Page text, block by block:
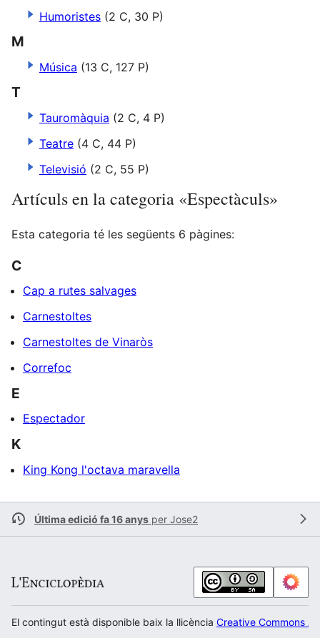
Humoristes (2 C, 30 P)
M
Música (13 C, 127 P)
T
Tauromàquia (2 C, 4 P)
Teatre (4 C, 44 P)
Televisió (2 C, 55 P)
Artículs en la categoria «Espectàculs»
Esta categoria té les següents 6 pàgines:
C
Cap a rutes salvages
Carnestoltes
Carnestoltes de Vinaròs
Correfoc
E
Espectador
K
King Kong l'octava maravella
Última edició fa 16 anys per Jose2
El contingut està disponible baix la llicència Creative Commons